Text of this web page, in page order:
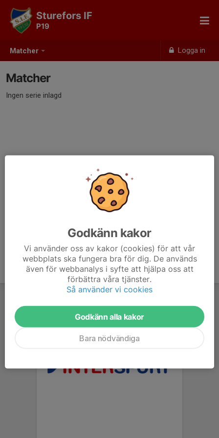
Matcher Logga in
Sturefors IF
P19
Matcher
Ingen serie inlagd
Godkänn kakor
Vi använder oss av kakor (cookies) för att vår
webbplats ska fungera bra för dig. De används
även för webbanalys i syfte att hjälpa oss att
förbättra våra tjänster.
Så använder vi cookies
Godkänn alla kakor
Bara nödvändiga